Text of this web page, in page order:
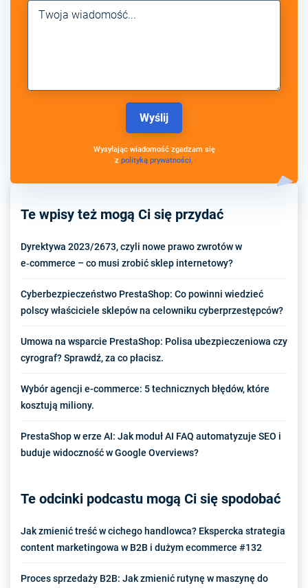
Te wpisy też mogą Ci się przydać
Dyrektywa 2023/2673, czyli nowe prawo zwrotów w
e‑commerce – co musi zrobić sklep internetowy?
Cyberbezpieczeństwo PrestaShop: Co powinni wiedzieć
polscy właściciele sklepów na celowniku cyberprzestępców?
Umowa na wsparcie PrestaShop: Polisa ubezpieczeniowa czy
cyrograf? Sprawdź, za co płacisz.
Wybór agencji e-commerce: 5 technicznych błędów, które
kosztują miliony.
PrestaShop w erze AI: Jak moduł AI FAQ automatyzuje SEO i
buduje widoczność w Google Overviews?
Te odcinki podcastu mogą Ci się spodobać
Jak zmienić treść w cichego handlowca? Ekspercka strategia
content marketingowa w B2B i dużym ecommerce #132
Proces sprzedaży B2B: Jak zmienić rutynę w maszynę do
Wysyłając wiadomość zgadzam się
z polityką prywatności.